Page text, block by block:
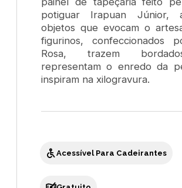
potiguar Irapuan Júnior,
objetos que evocam o
figurinos, confeccionados
Rosa, trazem
representam o enredo da
inspiram na xilogravura.
Acessível Para Cadeirantes